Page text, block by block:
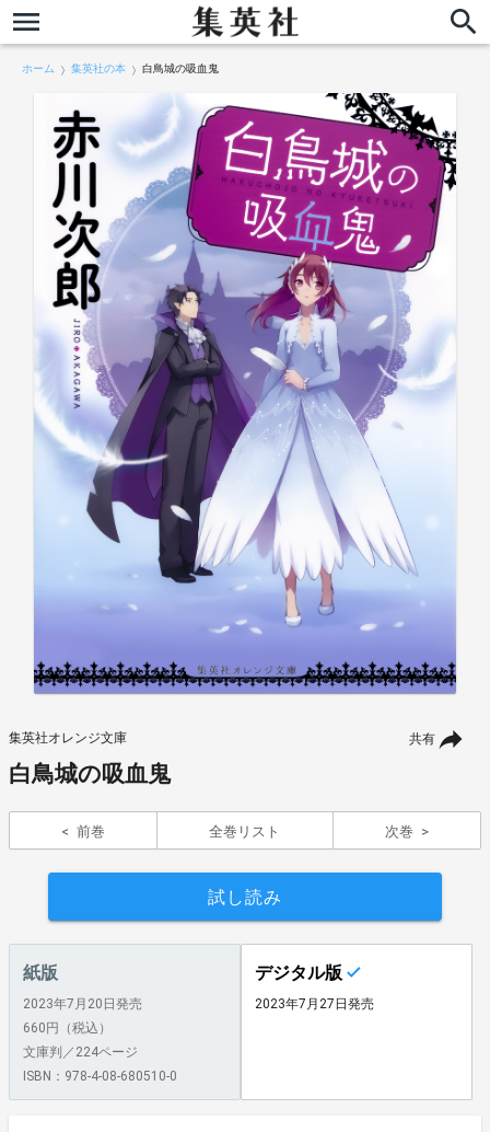
ホーム 集英社の本 白鳥城の吸血鬼
共有
集英社オレンジ文庫
白鳥城の吸血鬼
前巻 全巻リスト 次巻
試し読み
紙版
2023年7月20日発売
660円（税込）
文庫判／224ページ
ISBN：978-4-08-680510-0
デジタル版
2023年7月27日発売